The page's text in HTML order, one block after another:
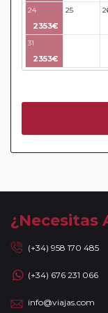
Circuitos con
tienen vuelos
poder emitir
cliente o que
o un nombre
billete emitido y la
billete. No nos
generados de
nombre que no
pasaporte pueda
un viajero.
aéreas aceptan
directamente el
24
2353€
25
31
2353€
¿Necesitas
(+34) 958 170 485
(+34) 676 231 066
info@viajas.com